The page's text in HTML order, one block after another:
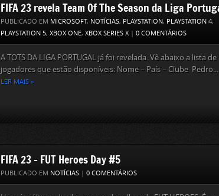
FIFA 23 revela Team Of The Season da Liga
PUBLICADO EM MICROSOFT, NOTÍCIAS, PLAYSTATION, PLAYSTATION 4,
PLAYSTATION 5, XBOX ONE, XBOX SERIES X | 0 COMENTÁRIOS
A TOTS DA LIGA PORTUGAL já foi revelada. Vê abaixo a lista de
jogadores que estão disponíveis: Nome – País – Clube Pedro...
LER MAIS »
FIFA 23 – FUT Heroes Day #5
PUBLICADO EM NOTÍCIAS | 0 COMENTÁRIOS